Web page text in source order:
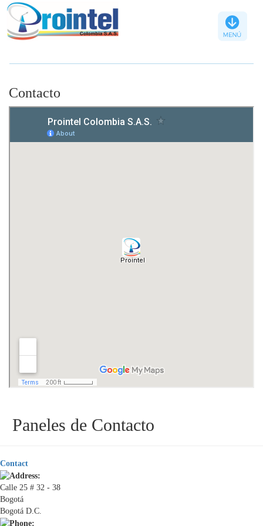
Contacto
Paneles de Contacto
Contact
Calle 25 # 32 - 38
Bogotá
Bogotá D.C.